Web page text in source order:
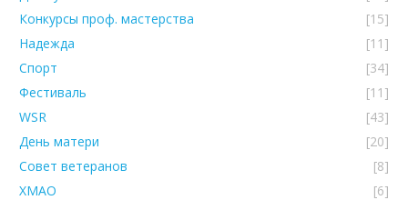
Конкурсы проф. мастерства
[15]
Надежда
[11]
Спорт
[34]
Фестиваль
[11]
WSR
[43]
День матери
[20]
Совет ветеранов
[8]
ХМАО
[6]